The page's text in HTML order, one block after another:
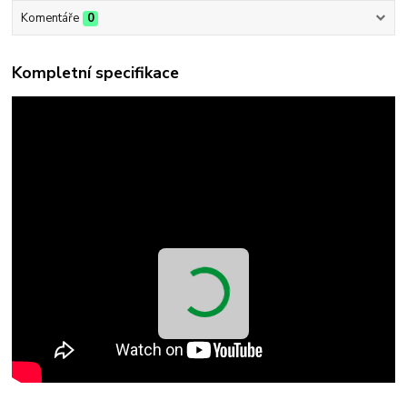
Komentáře 0
Kompletní specifikace